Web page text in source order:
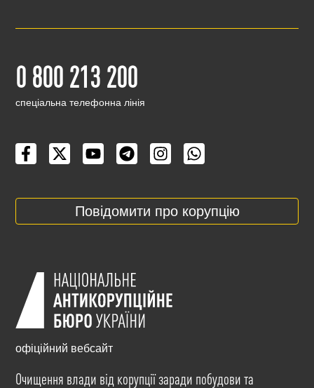
0 800 213 200
cпеціальна телефонна лінія
Повідомити про корупцію
офіційний вебсайт
Очищення влади від корупції заради побудови та